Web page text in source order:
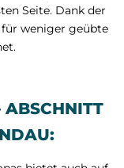
Seite. Dank der
weniger geübte
ABSCHNITT